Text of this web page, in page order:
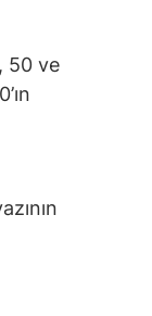
50 ve